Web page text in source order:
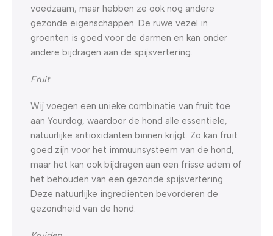
voedzaam, maar hebben ze ook nog andere
gezonde eigenschappen. De ruwe vezel in
groenten is goed voor de darmen en kan onder
andere bijdragen aan de spijsvertering.
Fruit
Wij voegen een unieke combinatie van fruit toe
aan Yourdog, waardoor de hond alle essentiële,
natuurlijke antioxidanten binnen krijgt. Zo kan fruit
goed zijn voor het immuunsysteem van de hond,
maar het kan ook bijdragen aan een frisse adem of
het behouden van een gezonde spijsvertering.
Deze natuurlijke ingrediënten bevorderen de
gezondheid van de hond.